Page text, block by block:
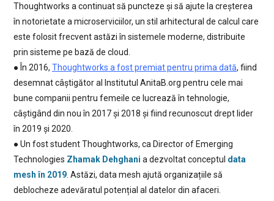
Thoughtworks a continuat să puncteze și să ajute la creșterea
în notorietate a microserviciilor, un stil arhitectural de calcul care
este folosit frecvent astăzi în sistemele moderne, distribuite
prin sisteme pe bază de cloud.
● În 2016, Thoughtworks a fost premiat pentru prima dată, fiind
desemnat câștigător al Institutul AnitaB.org pentru cele mai
bune companii pentru femeile ce lucrează în tehnologie,
câștigând din nou în 2017 și 2018 și fiind recunoscut drept lider
în 2019 și 2020.
● Un fost student Thoughtworks, ca Director of Emerging
Technologies Zhamak Dehghani a dezvoltat conceptul data
mesh în 2019. Astăzi, data mesh ajută organizațiile să
deblocheze adevăratul potențial al datelor din afaceri.